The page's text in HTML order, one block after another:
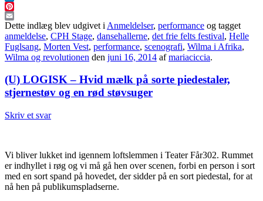
LinkedIn
Pinterest
Email
Dette indlæg blev udgivet i Anmeldelser, performance og tagget
anmeldelse, CPH Stage, dansehallerne, det frie felts festival, Helle
Fuglsang, Morten Vest, performance, scenografi, Wilma i Afrika,
Wilma og revolutionen den juni 16, 2014 afmariaciccia.
(U) LOGISK – Hvid mælk på sorte piedestaler,
stjernestøv og en rød støvsuger
Skriv et svar
Vi bliver lukket ind igennem loftslemmen i Teater Får302. Rummet
er indhyllet i røg og vi må gå hen over scenen, forbi en person i sort
med en sort spand på hovedet, der sidder på en sort piedestal, for at
nå hen på publikumspladserne.